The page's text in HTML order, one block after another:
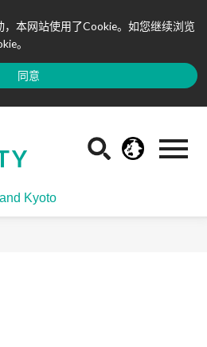
本网站使用了Cookie。如您继续浏览
。
同意
Kyoto